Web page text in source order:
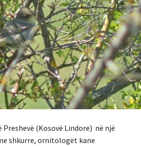
Preshevë (Kosovë Lindore) në një
shkurre, ornitologët kane